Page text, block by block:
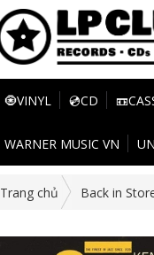
🧿VINYL 💿CD
WARNER MUSIC VN
Trang chủ Back in